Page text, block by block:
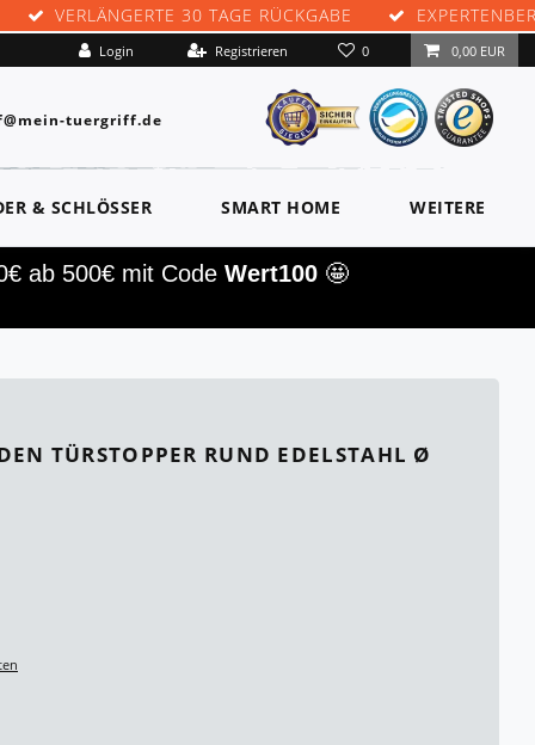
VERLÄNGERTE 30 TAGE RÜCKGABE
Login Registrieren 0 0,00 EUR
tuergriff.de
& SCHLÖSSER SMART HOME WEITERE
ab 500€ mit Code Wert100🤩
TÜRSTOPPER RUND EDELSTAHL Ø